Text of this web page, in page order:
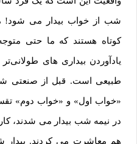
شب از خواب بیدار می شود!
کوتاه هستند که ما حتی
یادآوردن بیداری های
طبیعی است. قبل از صنعتی
«خواب اول» و «خواب دوم»
در نیمه شب بیدار می شدند،
هم معاشرت می کردند.